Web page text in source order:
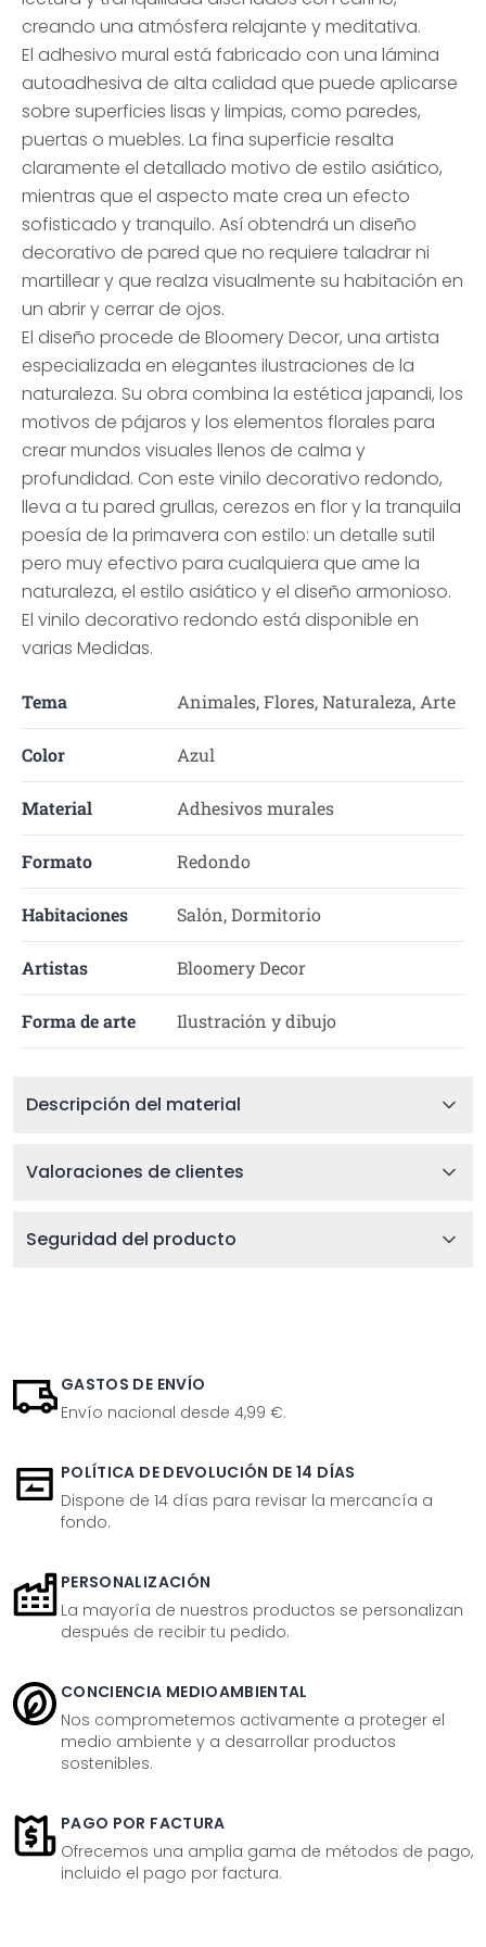
creando una atmósfera relajante y meditativa.
El adhesivo mural está fabricado con una lámina
autoadhesiva de alta calidad que puede aplicarse
sobre superficies lisas y limpias, como paredes,
puertas o muebles. La fina superficie resalta
claramente el detallado motivo de estilo asiático,
mientras que el aspecto mate crea un efecto
sofisticado y tranquilo. Así obtendrá un diseño
decorativo de pared que no requiere taladrar ni
martillear y que realza visualmente su habitación en
un abrir y cerrar de ojos.
El diseño procede de Bloomery Decor, una artista
especializada en elegantes ilustraciones de la
naturaleza. Su obra combina la estética japandi, los
motivos de pájaros y los elementos florales para
crear mundos visuales llenos de calma y
profundidad. Con este vinilo decorativo redondo,
lleva a tu pared grullas, cerezos en flor y la tranquila
poesía de la primavera con estilo: un detalle sutil
pero muy efectivo para cualquiera que ame la
naturaleza, el estilo asiático y el diseño armonioso.
El vinilo decorativo redondo está disponible en
varias Medidas.
Tema Animales, Flores, Naturaleza, Arte
Color Azul
Material Adhesivos murales
Formato Redondo
Habitaciones Salón, Dormitorio
Artistas Bloomery Decor
Forma de arte Ilustración y dibujo
Descripción del material
Valoraciones de clientes
Seguridad del producto
GASTOS DE ENVÍO
Envío nacional desde 4,99 €.
POLÍTICA DE DEVOLUCIÓN DE 14 DÍAS
Dispone de 14 días para revisar la mercancía a
fondo.
PERSONALIZACIÓN
La mayoría de nuestros productos se personalizan
después de recibir tu pedido.
CONCIENCIA MEDIOAMBIENTAL
Nos comprometemos activamente a proteger el
medio ambiente y a desarrollar productos
sostenibles.
PAGO POR FACTURA
Ofrecemos una amplia gama de métodos de pago,
incluido el pago por factura.